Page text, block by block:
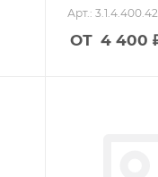
Арт.:
ОТ 4 400